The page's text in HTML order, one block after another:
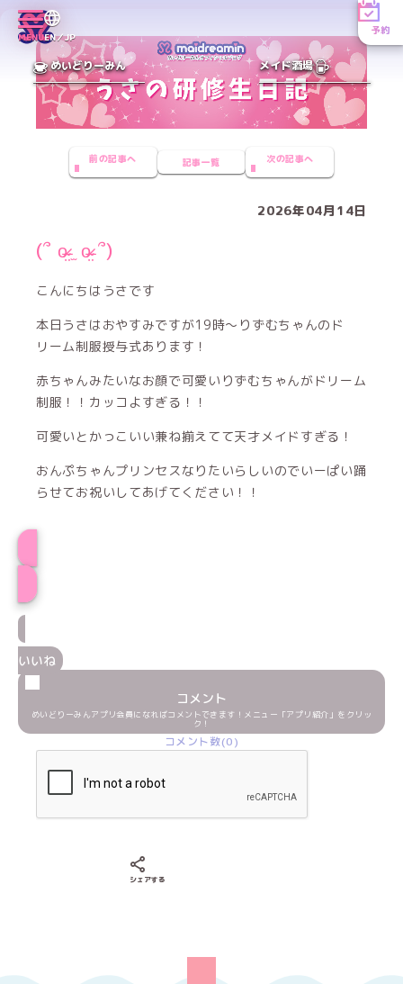
MENUEN／JP
予約
めいどりーみん メイド酒場
前の記事へ 記事一覧 次の記事へ
2026年04月14日
(՞ o̴̶̷̤ ̫ o̴̶̷̤ ՞)
こんにちはうさです
本日うさはおやすみですが19時～りずむちゃんのド
リーム制服授与式あります！
赤ちゃんみたいなお顔で可愛いりずむちゃんがドリーム
制服！！カッコよすぎる！！
可愛いとかっこいい兼ね揃えてて天才メイドすぎる！
おんぷちゃんプリンセスなりたいらしいのでいーぱい踊
らせてお祝いしてあげてください！！
いいね
コメント
めいどりーみんアプリ会員になればコメントできます！メニュー「アプリ紹介」をクリッ
ク！
コメント数(0)
シェアする